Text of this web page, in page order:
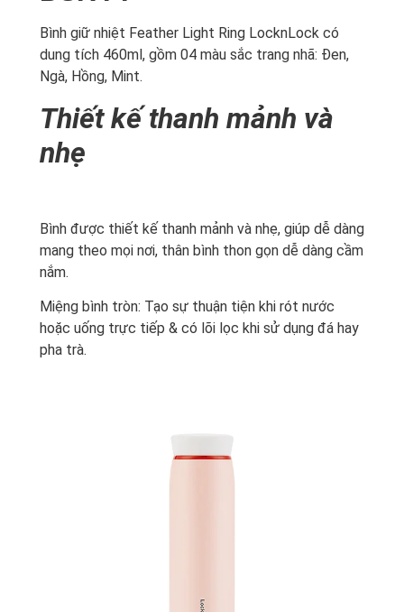
Bình giữ nhiệt Feather Light Ring LocknLock có
dung tích 460ml, gồm 04 màu sắc trang nhã: Đen,
Ngà, Hồng, Mint.
Thiết kế thanh mảnh và
nhẹ
Bình được thiết kế thanh mảnh và nhẹ, giúp dễ dàng
mang theo mọi nơi, thân bình thon gọn dễ dàng cầm
nắm.
Miệng bình tròn: Tạo sự thuận tiện khi rót nước
hoặc uống trực tiếp & có lõi lọc khi sử dụng đá hay
pha trà.